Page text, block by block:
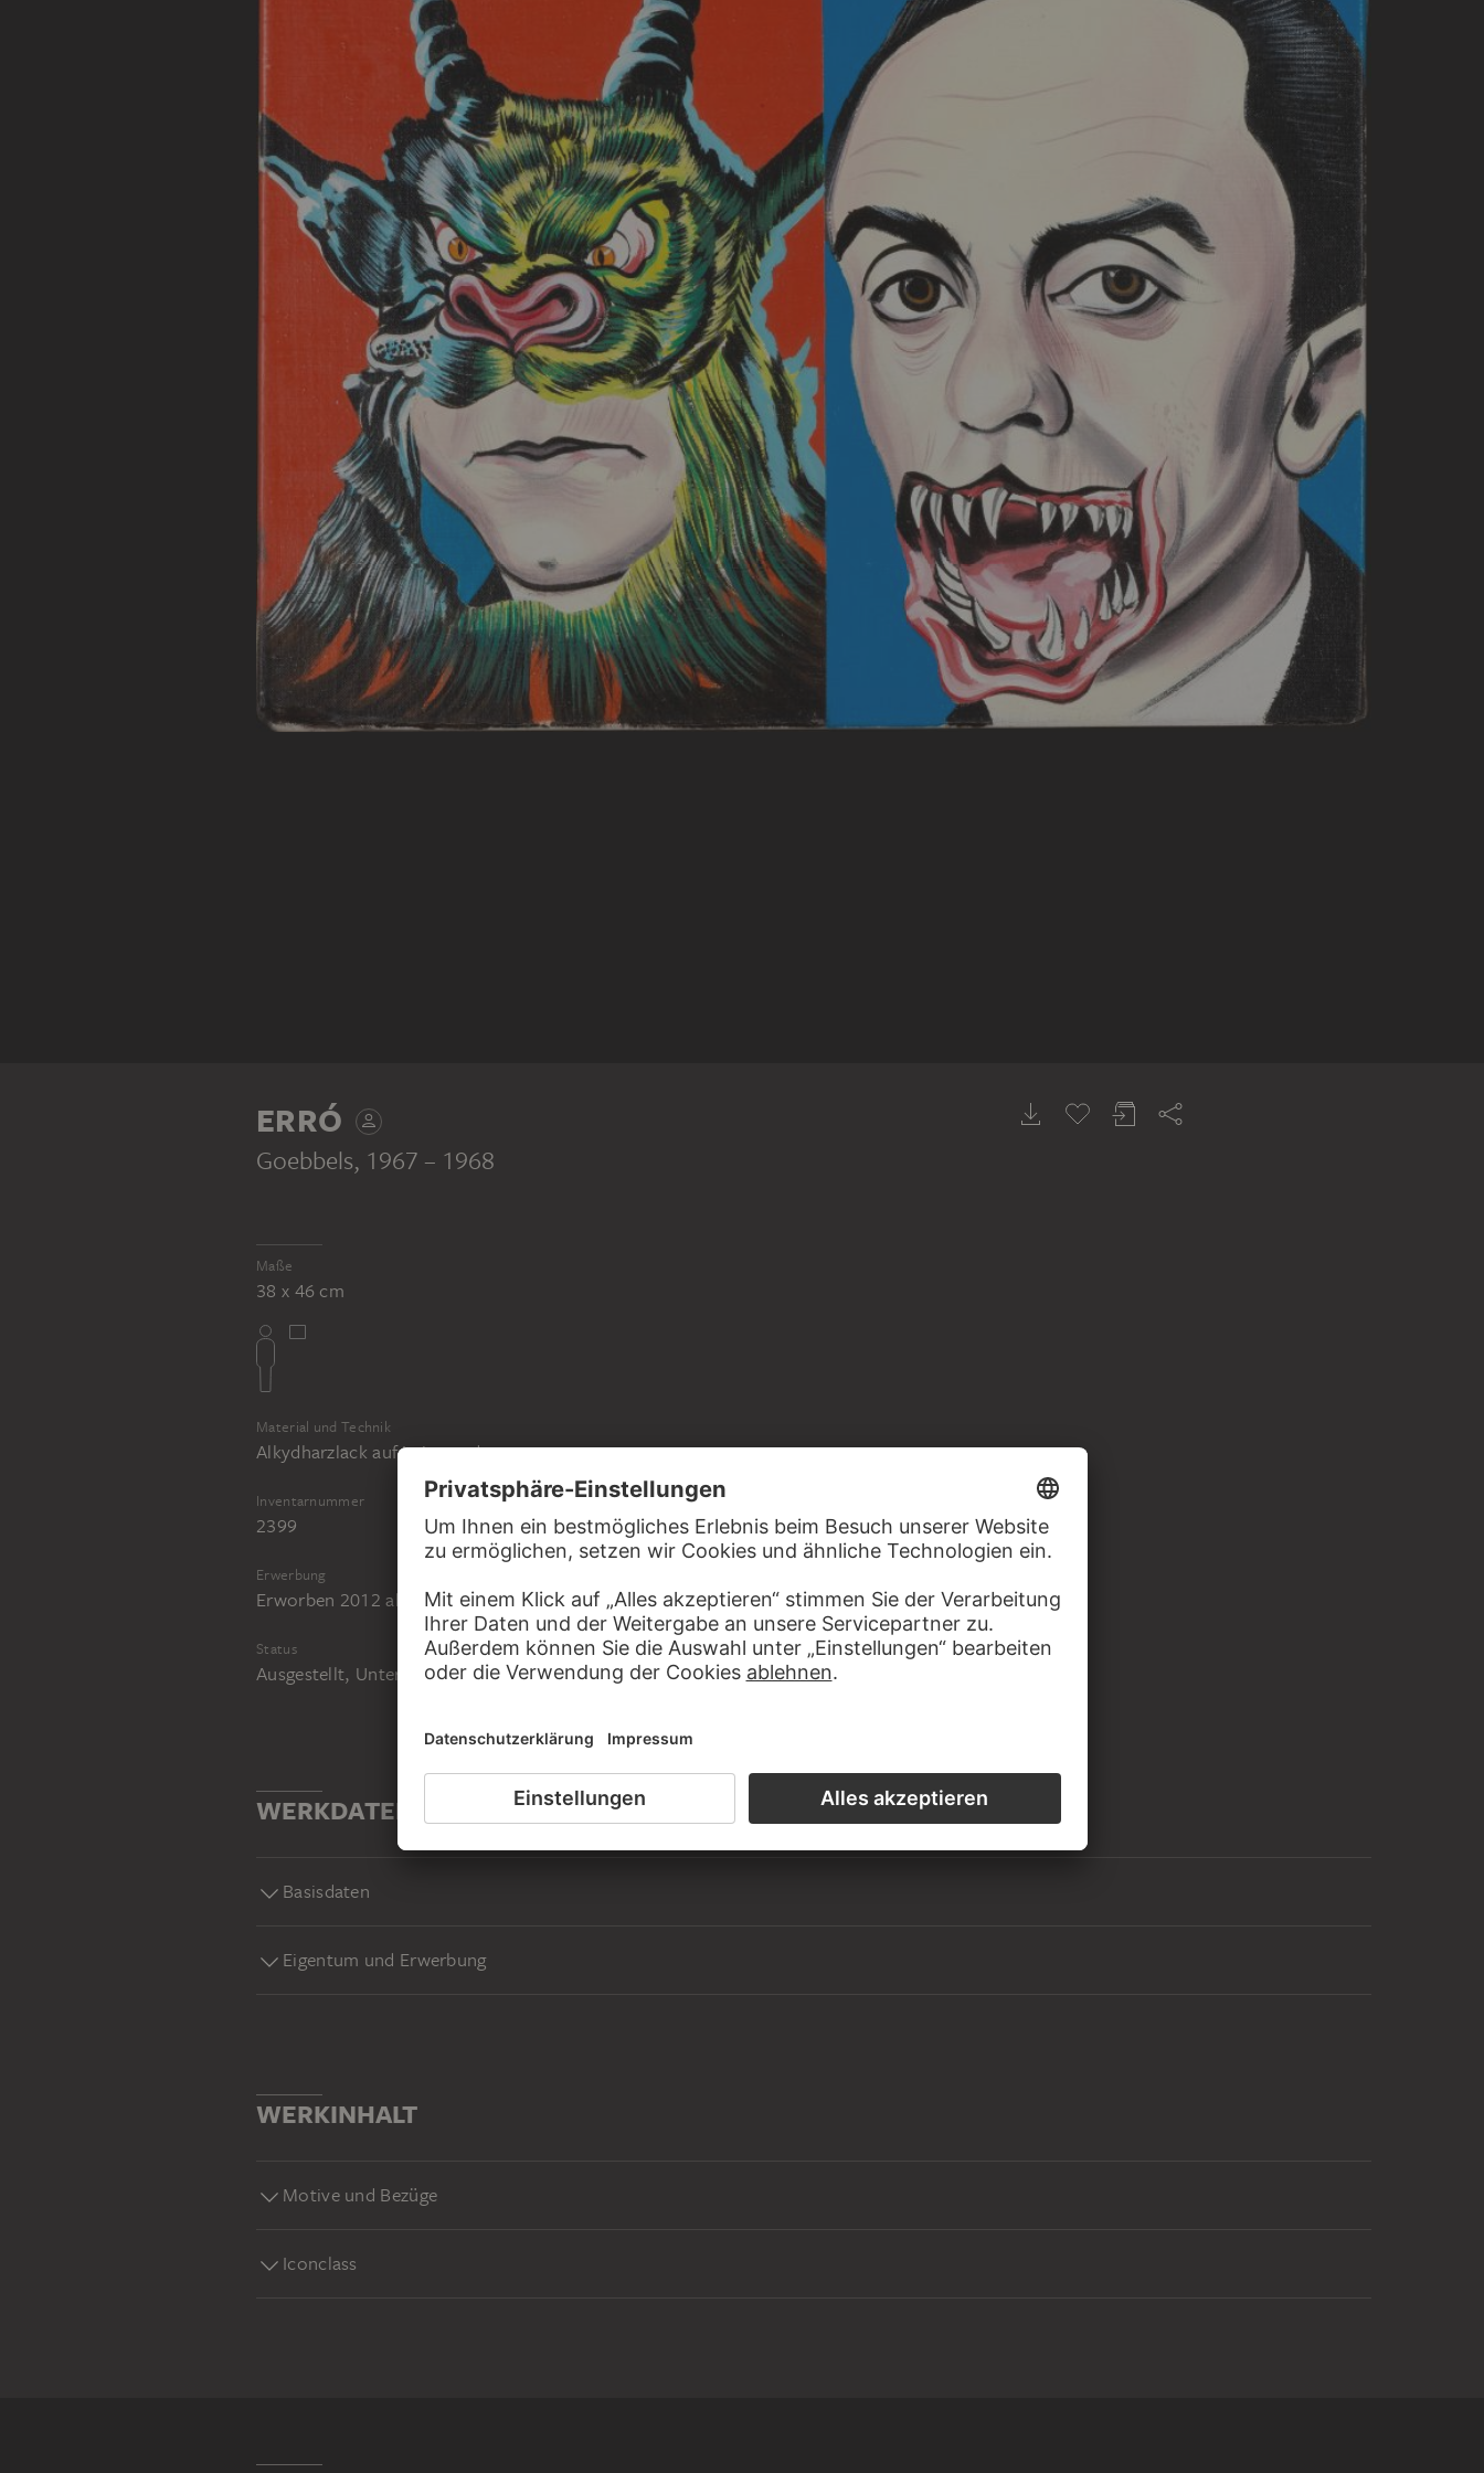
ERRÓ
Goebbels, 1967 – 1968
Maße
38 x 46 cm
Material und Technik
Alkydharzlack auf Leinwand
Inventarnummer
2399
Erwerbung
Erworben 2012 als Schenkung des Künstlers
Status
Ausgestellt, Untergeschoss, Gegenwartskunst, Raum 25
WERKDATEN
Basisdaten
Eigentum und Erwerbung
WERKINHALT
Motive und Bezüge
Iconclass